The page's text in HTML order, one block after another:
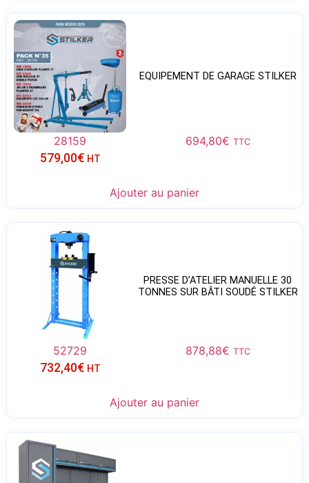
EQUIPEMENT DE GARAGE STILKER
28159 694,80€ TTC
579,00€ HT
Ajouter au panier
PRESSE D’ATELIER MANUELLE 30
TONNES SUR BÂTI SOUDÉ STILKER
52729 878,88€ TTC
732,40€ HT
Ajouter au panier